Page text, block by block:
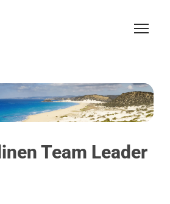
Team Leader